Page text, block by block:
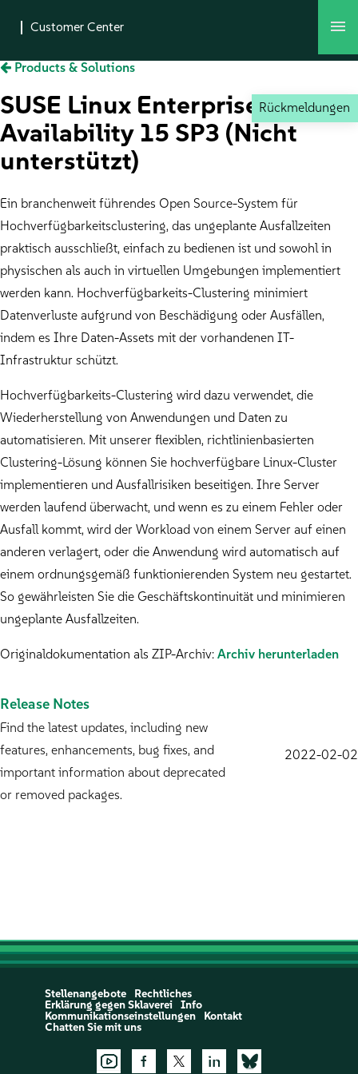
Rückmeldungen
Products & Solutions
SUSE Linux Enterprise High
Availability 15 SP3 (Nicht
unterstützt)
Ein branchenweit führendes Open Source-System für
Hochverfügbarkeitsclustering, das ungeplante Ausfallzeiten
praktisch ausschließt, einfach zu bedienen ist und sowohl in
physischen als auch in virtuellen Umgebungen implementiert
werden kann. Hochverfügbarkeits-Clustering minimiert
Datenverluste aufgrund von Beschädigung oder Ausfällen,
indem es Ihre Daten-Assets mit der vorhandenen IT-
Infrastruktur schützt.
Hochverfügbarkeits-Clustering wird dazu verwendet, die
Wiederherstellung von Anwendungen und Daten zu
automatisieren. Mit unserer flexiblen, richtlinienbasierten
Clustering-Lösung können Sie hochverfügbare Linux-Cluster
implementieren und Ausfallrisiken beseitigen. Ihre Server
werden laufend überwacht, und wenn es zu einem Fehler oder
Ausfall kommt, wird der Workload von einem Server auf einen
anderen verlagert, oder die Anwendung wird automatisch auf
einem ordnungsgemäß funktionierenden System neu gestartet.
So gewährleisten Sie die Geschäftskontinuität und minimieren
ungeplante Ausfallzeiten.
Originaldokumentation als ZIP-Archiv: Archiv herunterladen
Release Notes
Find the latest updates, including new
features, enhancements, bug fixes, and
important information about deprecated
or removed packages.
2022-02-02
Stellenangebote
Rechtliches
Erklärung gegen Sklaverei
Info
Kommunikationseinstellungen
Kontakt
Chatten Sie mit uns